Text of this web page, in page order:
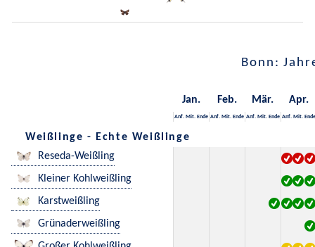
Bonn:
Jan. Feb. Mär. Apr.
Anf. Mit. Ende Anf. Mit. Ende Anf. Mit. Ende Anf. Mit. Ende
Weißlinge - Echte Weißlinge
Reseda-Weißling
Kleiner Kohlweißling
Karstweißling
Grünaderweißling